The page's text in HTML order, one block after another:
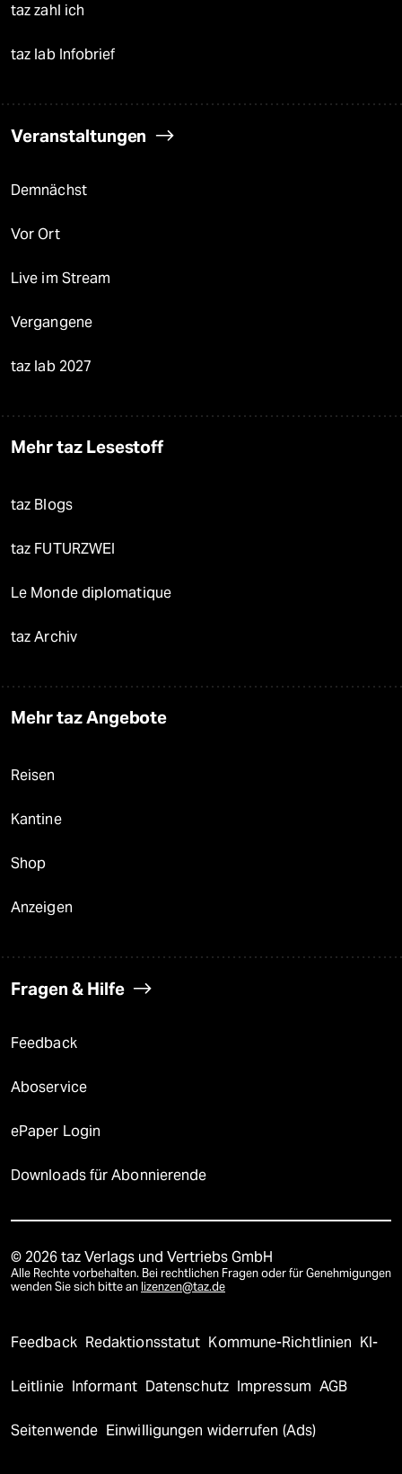
taz zahl ich
taz lab Infobrief
Veranstaltungen
Demnächst
Vor Ort
Live im Stream
Vergangene
taz lab 2027
Mehr taz Lesestoff
taz Blogs
taz FUTURZWEI
Le Monde diplomatique
taz Archiv
Mehr taz Angebote
Reisen
Kantine
Shop
Anzeigen
Fragen & Hilfe
Feedback
Aboservice
ePaper Login
Downloads für Abonnierende
© 2026 taz Verlags und Vertriebs GmbH
Alle Rechte vorbehalten. Bei rechtlichen Fragen oder für Genehmigungen
wenden Sie sich bitte an lizenzen@taz.de
Feedback Redaktionsstatut Kommune-Richtlinien KI-
Leitlinie Informant Datenschutz Impressum AGB
Seitenwende Einwilligungen widerrufen (Ads)